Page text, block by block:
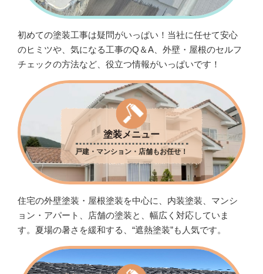
初めての塗装工事は疑問がいっぱい！当社に任せて安心
のヒミツや、気になる工事のQ＆A、外壁・屋根のセルフ
チェックの方法など、役立つ情報がいっぱいです！
塗装メニュー
戸建・マンション・店舗もお任せ！
住宅の外壁塗装・屋根塗装を中心に、内装塗装、マンシ
ョン・アパート、店舗の塗装と、幅広く対応していま
す。夏場の暑さを緩和する、“遮熱塗装”も人気です。